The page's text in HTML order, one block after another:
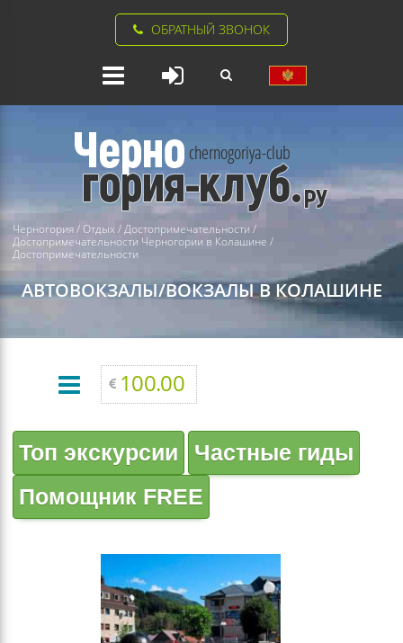
ОБРАТНЫЙ ЗВОНОК
Черногория/ Отдых/Достопримечательности /
Достопримечательности Черногории в Колашине /
Достопримечательности
АВТОВОКЗАЛЫ/ВОКЗАЛЫ В КОЛАШИНЕ
100.00
Топ экскурсии
Частные гиды
Помощник FREE